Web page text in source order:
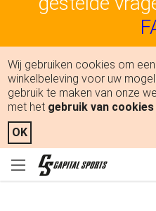
Wij gebruiken cookies om
winkelbeleving voor uw
gebruik te maken van onze
met het gebruik van cookies
OK